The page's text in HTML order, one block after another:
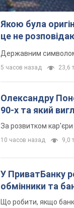
Якою була
це не
Державним символом
5 часов назад 23,6
Олександру
90-х та який
За розвитком
10 часов назад 9,0
У ПриватБанку
обмінники та
Що робити, якщо